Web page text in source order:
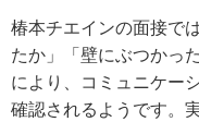
椿本チエインの面接で
たか」「壁にぶつかっ
により、コミュニケー
確認されるようです。